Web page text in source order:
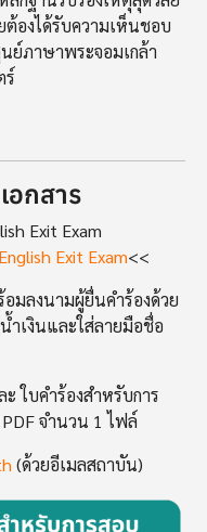
องได้รับความเห็นชอบ
ย์ภาษาพระจอมเกล้า
ร์
อกสาร
Exit Exam
Exit Exam<<
มลงนามผู้ยื่นคำร้องด้วย
เงินและใส่ลายมือชื่อ
ใบคำร้องสำหรับการ
จำนวน 1 ไฟล์
(ด้วยอีเมลสถาบัน)